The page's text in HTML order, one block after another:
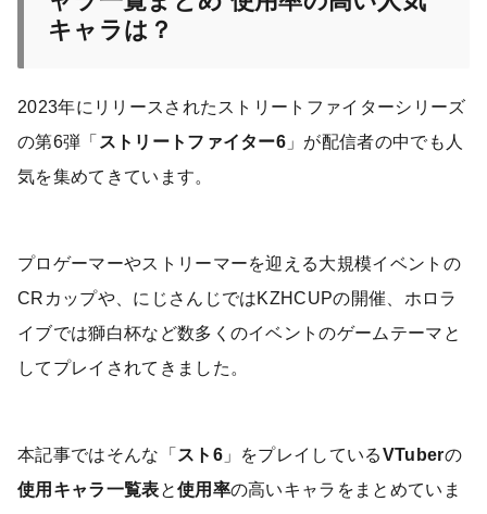
キャラは？
2023年にリリースされたストリートファイターシリーズ
の第6弾「 ストリートファイター6 」が配信者の中でも人
気を集めてきています。
プロゲーマーやストリーマーを迎える大規模イベントの
CRカップや、にじさんじではKZHCUPの開催、ホロラ
イブでは獅白杯など数多くのイベントのゲームテーマと
してプレイされてきました。
本記事ではそんな「 スト6」をプレイしているVTuberの
使用キャラ一覧表と使用率の高いキャラをまとめていま